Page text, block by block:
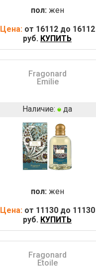
пол: жен
Цена: от 16112 до 16112
руб. КУПИТЬ
Fragonard
Emilie
Наличие: да
пол: жен
Цена: от 11130 до 11130
руб. КУПИТЬ
Fragonard
Etoile